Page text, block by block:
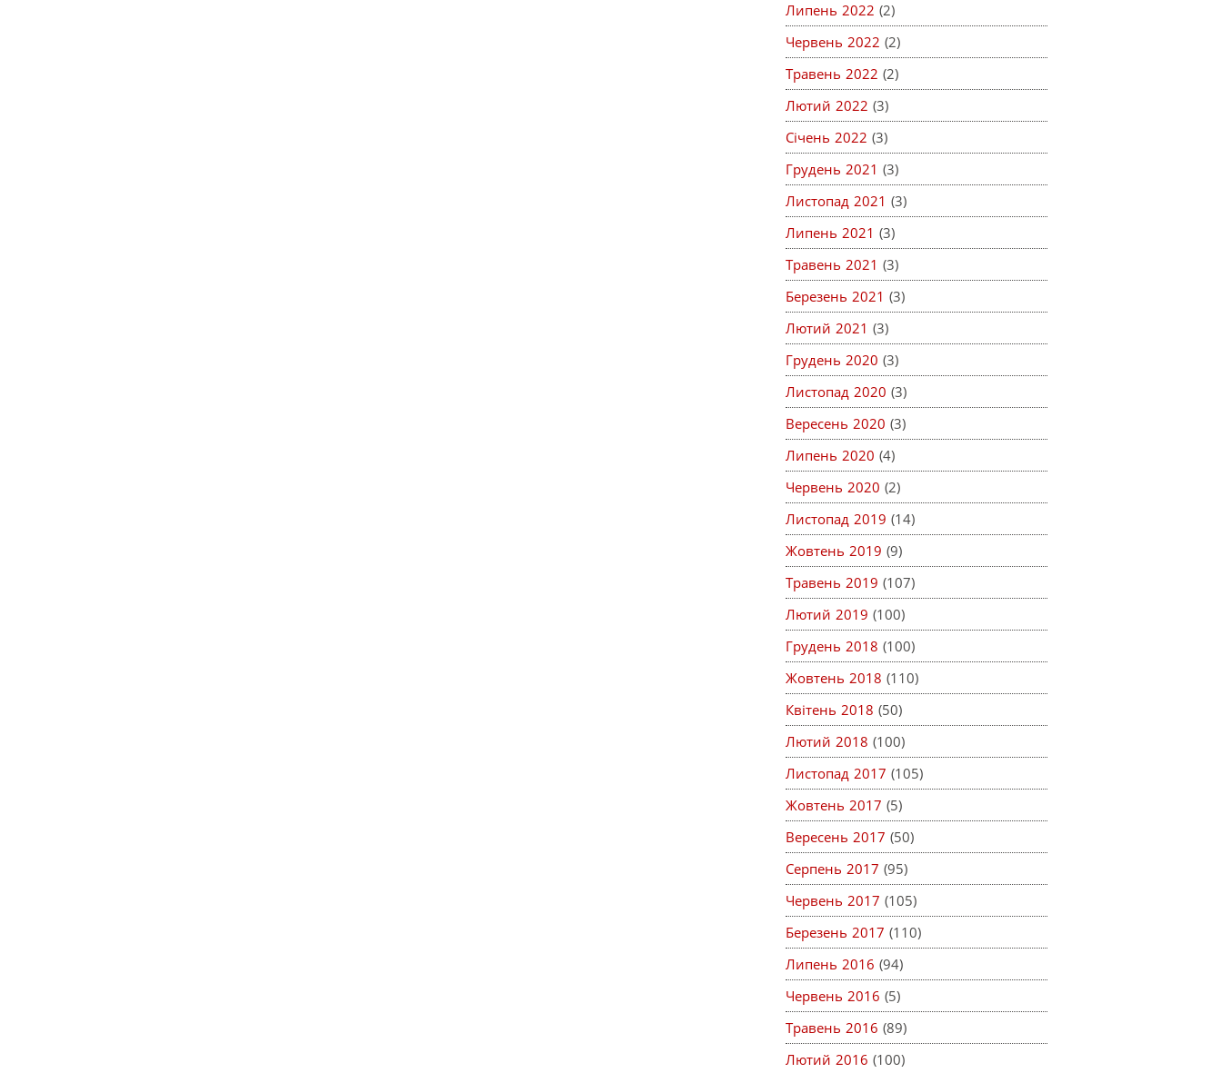
Липень 2022 (2)
Червень 2022 (2)
Травень 2022 (2)
Лютий 2022 (3)
Січень 2022 (3)
Грудень 2021 (3)
Листопад 2021 (3)
Липень 2021 (3)
Травень 2021 (3)
Березень 2021 (3)
Лютий 2021 (3)
Грудень 2020 (3)
Листопад 2020 (3)
Вересень 2020 (3)
Липень 2020 (4)
Червень 2020 (2)
Листопад 2019 (14)
Жовтень 2019 (9)
Травень 2019 (107)
Лютий 2019 (100)
Грудень 2018 (100)
Жовтень 2018 (110)
Квітень 2018 (50)
Лютий 2018 (100)
Листопад 2017 (105)
Жовтень 2017 (5)
Вересень 2017 (50)
Серпень 2017 (95)
Червень 2017 (105)
Березень 2017 (110)
Липень 2016 (94)
Червень 2016 (5)
Травень 2016 (89)
Лютий 2016 (100)